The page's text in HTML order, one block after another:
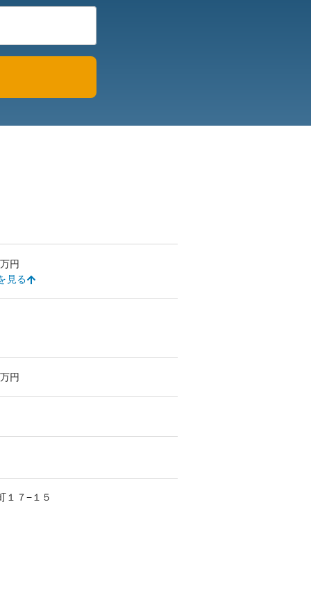
万円
見る
万円
１７−１５